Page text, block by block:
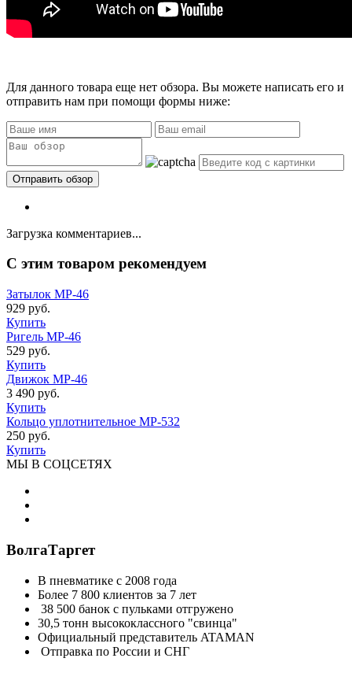
Для данного товара еще нет обзора. Вы можете написать его и
отправить нам при помощи формы ниже:
Загрузка комментариев...
C этим товаром рекомендуем
Затылок МР-46
929 руб.
Купить
Ригель МР-46
529 руб.
Купить
Движок МР-46
3 490 руб.
Купить
Кольцо уплотнительное МР-532
250 руб.
Купить
МЫ В СОЦСЕТЯХ
ВолгаТаргет
В пневматике с 2008 года
Более 7 800 клиентов за 7 лет
38 500 банок с пульками отгружено
30,5 тонн высококлассного "свинца"
Официальный представитель ATAMAN
Отправка по России и СНГ